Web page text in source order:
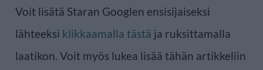
Voit lisätä Staran Googlen ensisijaiseksi
lähteeksi klikkaamalla tästä ja ruksittamalla
laatikon. Voit myös lukea lisää tähän artikkeliin